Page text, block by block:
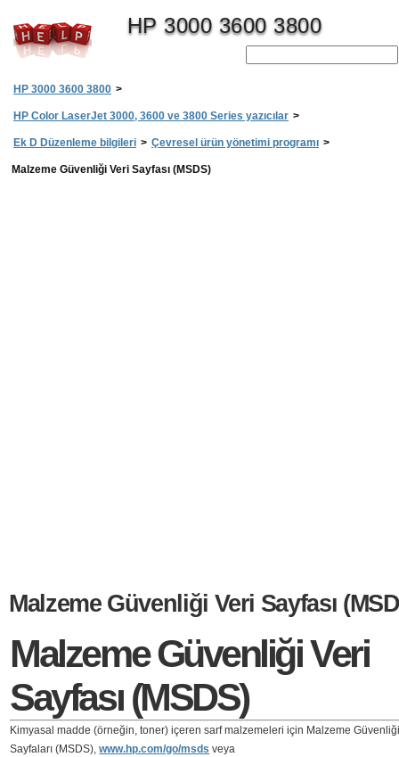
HP 3000 3600 3800
HP 3000 3600 3800 >
HP Color LaserJet 3000, 3600 ve 3800 Series yazıcılar >
Ek D Düzenleme bilgileri > Çevresel ürün yönetimi programı >
Malzeme Güvenliği Veri Sayfası (MSDS)
Malzeme Güvenliği Veri Sayfası
Malzeme Güvenliği Veri
Sayfası (MSDS)
Kimyasal madde (örneğin, toner) içeren sarf malzemeleri için Malzeme
Sayfaları (MSDS),www.hp.com/go/msds veya